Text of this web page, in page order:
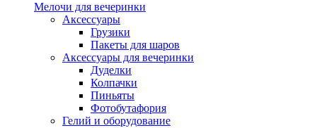
Мелочи для вечеринки
Аксессуары
Грузики
Пакеты для шаров
Аксессуары для вечеринки
Дуделки
Колпачки
Пиньяты
Фотобутафория
Гелий и оборудование